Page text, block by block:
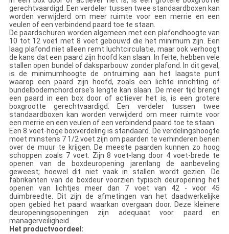
gerechtvaardigd. Een verdeler tussen twee standaardboxen kan
worden verwijderd om meer ruimte voor een merrie en een
veulen of een verbindend paard toe te staan.
De paardschuren worden algemeen met een plafondhoogte van
10 tot 12 voet met 8 voet gebouwd die het minimum zijn. Een
laag plafond niet alleen remt luchtcirculatie, maar ook verhoogt
de kans dat een paard zijn hoofd kan slaan. In feite, hebben vele
stallen open bundel of daksparbouw zonder plafond. In dit geval,
is de minimumhoogte de ontruiming aan het laagste punt
waarop een paard zijn hoofd, zoals een lichte inrichting of
bundelbodemchord.orse's lengte kan slaan. De meer tijd brengt
een paard in een box door of actiever het is, is een grotere
boxgrootte gerechtvaardigd. Een verdeler tussen twee
standaardboxen kan worden verwijderd om meer ruimte voor
een merrie en een veulen of een verbindend paard toe te staan.
Een 8 voet-hoge boxverdeling is standaard. De verdelingshoogte
moet minstens 7 1/2 voet zijn om paarden te verhinderen benen
over de muur te krijgen. De meeste paarden kunnen zo hoog
schoppen zoals 7 voet. Zijn 8 voet-lang door 4 voet-brede te
openen van de boxdeuropening jarenlang de aanbeveling
geweest; hoewel dit niet vaak in stallen wordt gezien. De
fabrikanten van de boxdeur voorzien typisch deuropening het
openen van lichtjes meer dan 7 voet van 42 - voor 45
duimbreedte. Dit zijn de afmetingen van het daadwerkelijke
open gebied het paard waarkan overgaan door. Deze kleinere
deuropeningsopeningen zijn adequaat voor paard en
managerveiligheid.
Het productvoordeel: